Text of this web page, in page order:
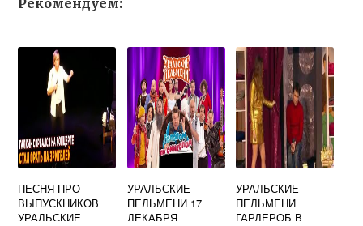
Рекомендуем:
ПЕСНЯ ПРО
ВЫПУСКНИКОВ
УРАЛЬСКИЕ
УРАЛЬСКИЕ
ПЕЛЬМЕНИ 17
ДЕКАБРЯ
УРАЛЬСКИЕ
ПЕЛЬМЕНИ
ГАРДЕРОБ В